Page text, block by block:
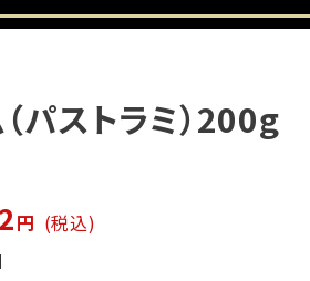
パストラミ）200g
税込